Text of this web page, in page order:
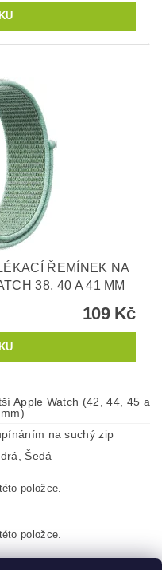
ŘEMÍNEK NA
38, 40 A 41 MM
109 Kč
Apple Watch (42, 44, 45 a
na suchý zip
Šedá
položce.
položce.